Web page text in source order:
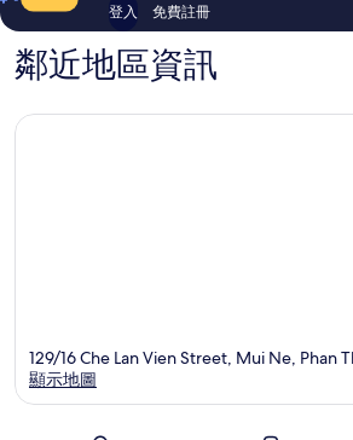
登入 免費註冊
鄰近地區資訊
129/16 Che Lan Vien Street, Mui Ne, Phan
顯示地圖